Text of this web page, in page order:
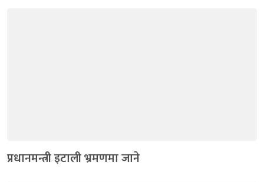
प्रधानमन्त्री इटाली भ्रमणमा जाने